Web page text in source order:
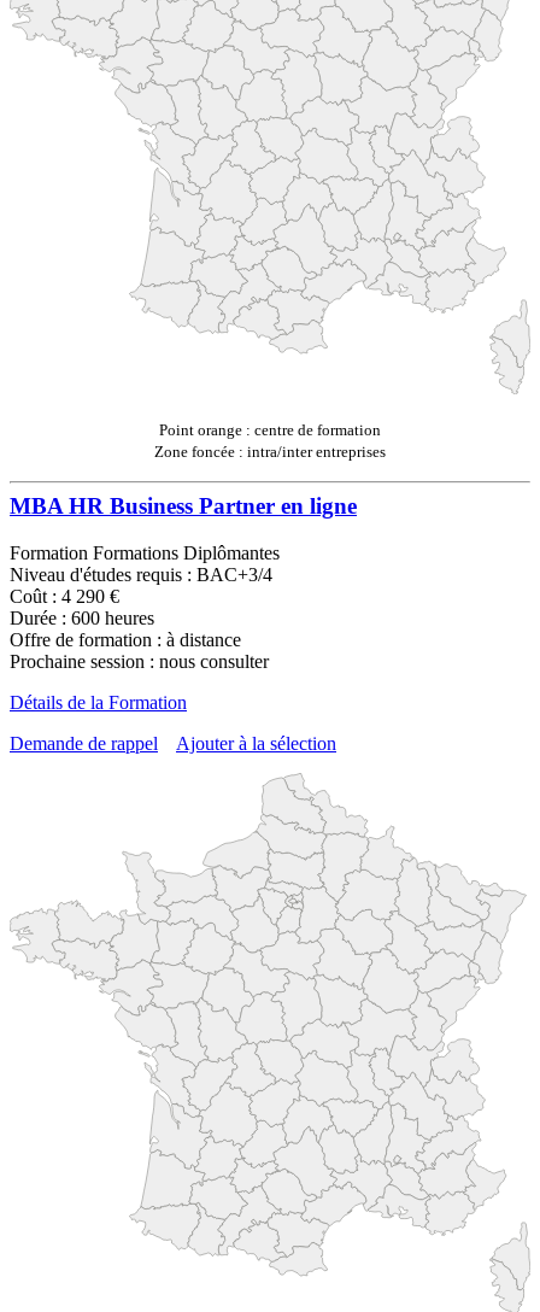
Point orange : centre de formation
Zone foncée : intra/inter entreprises
MBA HR Business Partner en ligne
Formation Formations Diplômantes
Niveau d'études requis : BAC+3/4
Coût : 4 290 €
Durée : 600 heures
Offre de formation : à distance
Prochaine session : nous consulter
Détails de la Formation
Demande de rappel
Ajouter à la sélection